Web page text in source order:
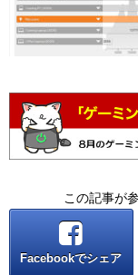
この記事が
Facebookでシェア